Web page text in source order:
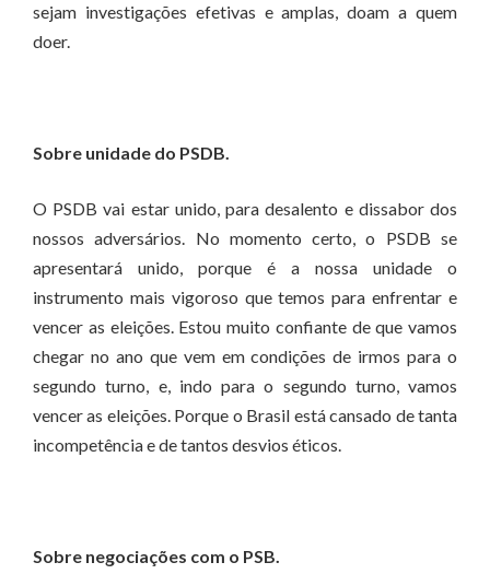
sejam investigações efetivas e amplas, doam a quem
doer.
Sobre unidade do PSDB.
O PSDB vai estar unido, para desalento e dissabor dos
nossos adversários. No momento certo, o PSDB se
apresentará unido, porque é a nossa unidade o
instrumento mais vigoroso que temos para enfrentar e
vencer as eleições. Estou muito confiante de que vamos
chegar no ano que vem em condições de irmos para o
segundo turno, e, indo para o segundo turno, vamos
vencer as eleições. Porque o Brasil está cansado de tanta
incompetência e de tantos desvios éticos.
Sobre negociações com o PSB.